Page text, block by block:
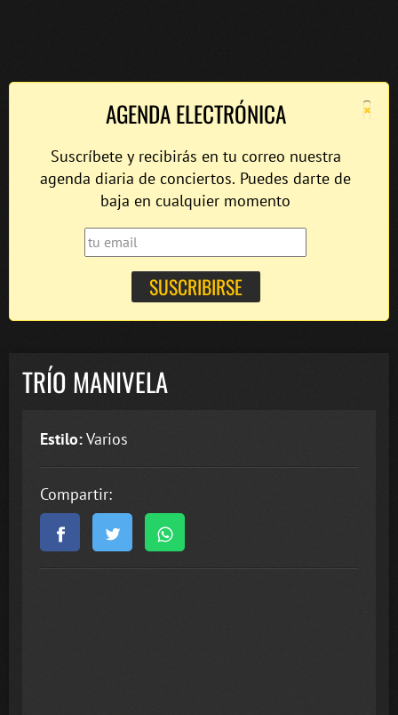
×
AGENDA ELECTRÓNICA
Suscríbete y recibirás en tu correo nuestra
agenda diaria de conciertos. Puedes darte de
baja en cualquier momento
TRÍO MANIVELA
Estilo:Varios
Compartir: